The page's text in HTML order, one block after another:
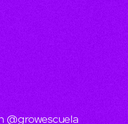
@growescuela